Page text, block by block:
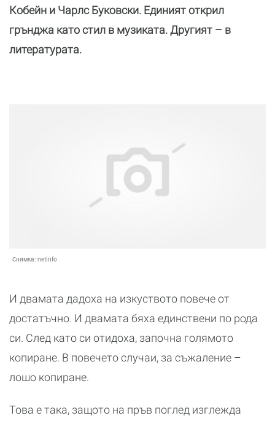
Кобейн и Чарлс Буковски. Единият открил
грънджа като стил в музиката. Другият – в
литературата.
Снимка: netinfo
И двамата дадоха на изкуството повече от
достатъчно. И двамата бяха единствени по рода
си. След като си отидоха, започна голямото
копиране. В повечето случаи, за съжаление –
лошо копиране.
Това е така, защото на пръв поглед изглежда